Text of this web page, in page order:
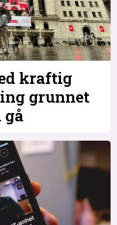
kraftig
grunnet
gå